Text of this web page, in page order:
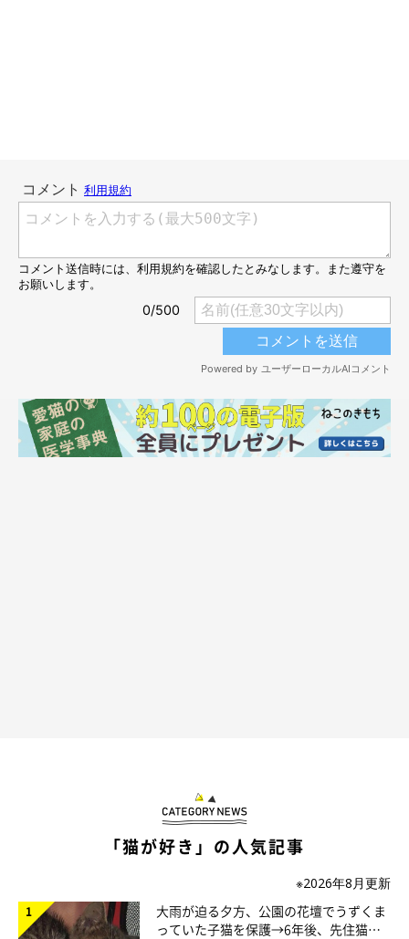
奇跡的に撮影できた微笑ましいワンシーンについて、飼い主さん
はこんなエピソードも話しています。
飼い主さん：
「撮影当時はウミを家族に迎えて6日目のことで、この光景は初
めて見ました。最初に顔を合わせたときの2匹はお互いに緊張し
この日から一気に仲が深まったように思い
ウミは『遊んでよ〜』という気持ちだったと思いますが、私には
『これからよろしくね』の握手に見えました（笑）」
「猫が好き」の人気記事
※2026年8月更新
大雨が迫る夕方、公園の花壇でうずくま
っていた子猫を保護→6年後、先住猫